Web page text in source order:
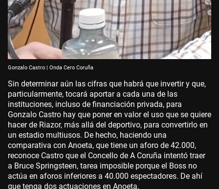
Gonzalo Castro | Onda Cero Coruña
Sin determinar aún las cifras que habrá que invertir y que,
particularmente, tocará aportar a cada una de las
instituciones, incluso de financiación privada, para
Gonzalo Castro hay que poner en valor el uso que se quiere
hacer de Riazor, más allá del deportivo, para convertirlo en
un estadio multiusos. De hecho, haciendo una
comparativa con Anoeta, que tiene un aforo de 42.000,
reconoce Castro que el Concello de A Coruña intentó traer
a Bruce Springsteen, tarea imposible porque el Boss no
actúa en aforos inferiores a 40.000 espectadores. De ahí
que tenga dos actuaciones en Anoeta.